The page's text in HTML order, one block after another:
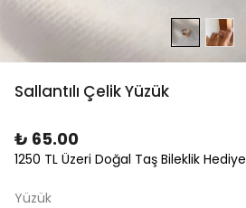
Sallantılı Çelik Yüzük
₺ 65.00
1250 TL Üzeri Doğal Taş Bileklik Hediye
Yüzük